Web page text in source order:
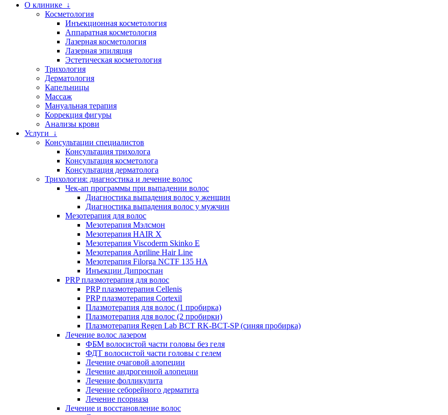
О клинике ↓
Косметология
Инъекционная косметология
Аппаратная косметология
Лазерная косметология
Лазерная эпиляция
Эстетическая косметология
Трихология
Дерматология
Капельницы
Массаж
Мануальная терапия
Коррекция фигуры
Анализы крови
Услуги ↓
Консультации специалистов
Консультация трихолога
Консультация косметолога
Консультация дерматолога
Трихология: диагностика и лечение волос
Чек-ап программы при выпадении волос
Диагностика выпадения волос у женщин
Диагностика выпадения волос у мужчин
Мезотерапия для волос
Мезотерапия Мэлсмон
Мезотерапия HAIR X
Мезотерапия Viscoderm Skinko E
Мезотерапия Apriline Hair Line
Мезотерапия Filorga NCTF 135 HA
Инъекции Дипроспан
PRP плазмотерапия для волос
PRP плазмотерапия Cellenis
PRP плазмотерапия Cortexil
Плазмотерапия для волос (1 пробирка)
Плазмотерапия для волос (2 пробирки)
Плазмотерапия Regen Lab BCT RK-BCT-SP (синяя пробирка)
Лечение волос лазером
ФБМ волосистой части головы без геля
ФДТ волосистой части головы с гелем
Лечение очаговой алопеции
Лечение андрогенной алопеции
Лечение фолликулита
Лечение себорейного дерматита
Лечение псориаза
Лечение и восстановление волос